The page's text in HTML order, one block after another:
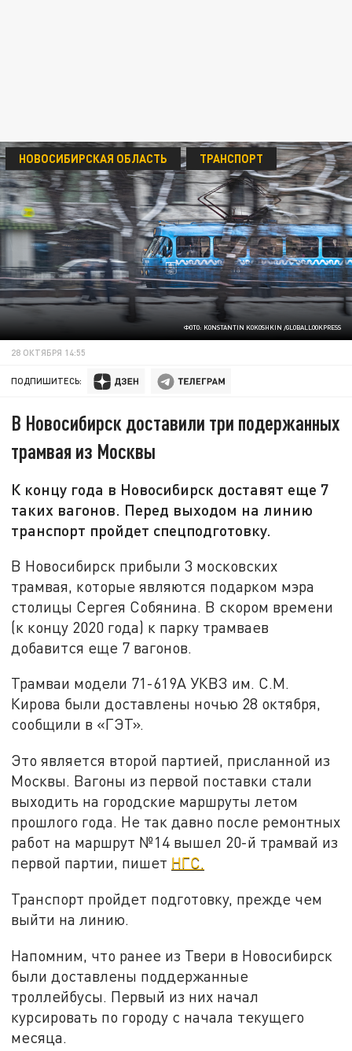
ФОТО: KONSTANTIN KOKOSHKIN /GLOBALLOOKPRESS
НОВОСИБИРСКАЯ ОБЛАСТЬ ТРАНСПОРТ
28 ОКТЯБРЯ 14:55
ПОДПИШИТЕСЬ:
В Новосибирск доставили три подержанных
трамвая из Москвы
К концу года в Новосибирск доставят еще 7
таких вагонов. Перед выходом на линию
транспорт пройдет спецподготовку.
В Новосибирск прибыли 3 московских
трамвая, которые являются подарком мэра
столицы Сергея Собянина. В скором времени
(к концу 2020 года) к парку трамваев
добавится еще 7 вагонов.
Трамваи модели 71-619А УКВЗ им. С.М.
Кирова были доставлены ночью 28 октября,
сообщили в «ГЭТ».
Это является второй партией, присланной из
Москвы. Вагоны из первой поставки стали
выходить на городские маршруты летом
прошлого года. Не так давно после ремонтных
работ на маршрут №14 вышел 20-й трамвай из
первой партии, пишет НГС.
Транспорт пройдет подготовку, прежде чем
выйти на линию.
Напомним, что ранее из Твери в Новосибирск
были доставлены поддержанные
троллейбусы. Первый из них начал
курсировать по городу с начала текущего
месяца.